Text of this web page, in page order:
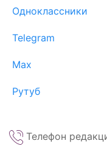
Одноклассники
Telegram
Max
Рутуб
Телефон